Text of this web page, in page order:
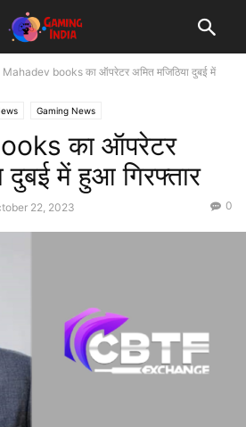
Mahadev books का ऑपरेटर अमित मजिठिया दुबई में
Gaming News
का ऑपरेटर
दुबई में हुआ गिरफ्तार
22, 2023 0